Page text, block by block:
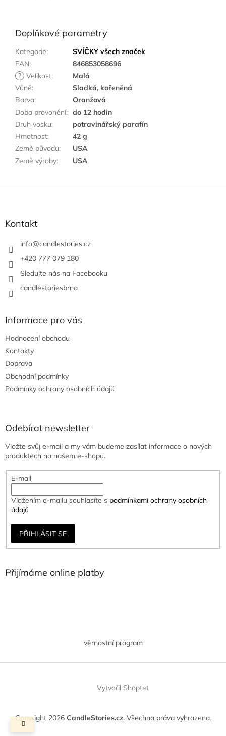
Doplňkové parametry
Kategorie:
SVÍČKY všech značek
EAN:
846853058696
? Velikost:
Malá
Vůně:
Sladká, kořeněná
Barva:
Oranžová
Doba provonění: do 12 hodin
Druh vosku:
potravinářský parafín
Hmotnost:
42 g
Země původu:
USA
Země výroby: USA
Kontakt
info@candlestories.cz
+420 777 079 180
Sledujte nás na Facebooku
candlestoriesbrno
Informace pro vás
Hodnocení obchodu
Kontakty
Doprava
Obchodní podmínky
Podmínky ochrany osobních údajů
Odebírat newsletter
Vložte svůj e-mail a my vám budeme zasílat informace o nových
produktech na našem e-shopu.
E-mail
Vložením e-mailu souhlasíte s podmínkami ochrany osobních
údajů
PŘIHLÁSIT SE
Přijímáme online platby
věrnostní program
Vytvořil Shoptet
Copyright 2026 CandleStories.cz. Všechna práva vyhrazena.